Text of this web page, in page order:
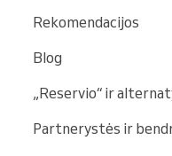
Rekomendacijos
Blog
„Reservio“ ir
Partnerystės ir